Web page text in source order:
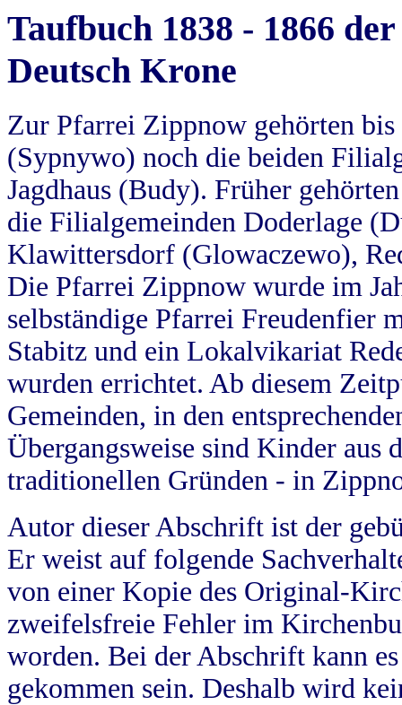
Taufbuch 1838 - 1866
Deutsch Krone
Zur Pfarrei Zippnow gehörten
(Sypnywo) noch die beiden
Jagdhaus (Budy). Früher
die Filialgemeinden Doderlage
Klawittersdorf (Glowaczewo),
Die Pfarrei Zippnow wurde im
selbständige Pfarrei Freudenfier
Stabitz und ein Lokalvikariat
wurden errichtet. Ab diesem
Gemeinden, in den
Übergangsweise sind Kinder aus
traditionellen Gründen - in
Autor dieser Abschrift ist der
Er weist auf folgende
von einer Kopie des Original-
zweifelsfreie Fehler im
worden. Bei der Abschrift kann
gekommen sein. Deshalb wird